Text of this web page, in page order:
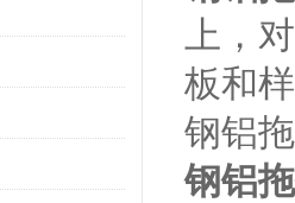
上，
板和
钢铝
钢铝